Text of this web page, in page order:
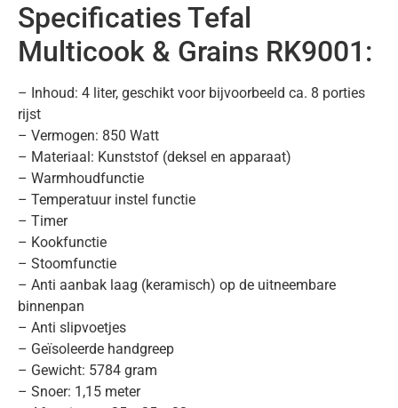
Specificaties Tefal
Multicook & Grains RK9001:
– Inhoud: 4 liter, geschikt voor bijvoorbeeld ca. 8 porties
rijst
– Vermogen: 850 Watt
– Materiaal: Kunststof (deksel en apparaat)
– Warmhoudfunctie
– Temperatuur instel functie
– Timer
– Kookfunctie
– Stoomfunctie
– Anti aanbak laag (keramisch) op de uitneembare
binnenpan
– Anti slipvoetjes
– Geïsoleerde handgreep
– Gewicht: 5784 gram
– Snoer: 1,15 meter